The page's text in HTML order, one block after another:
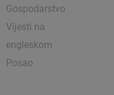
Gospodarstvo
Vijesti na
engleskom
Posao